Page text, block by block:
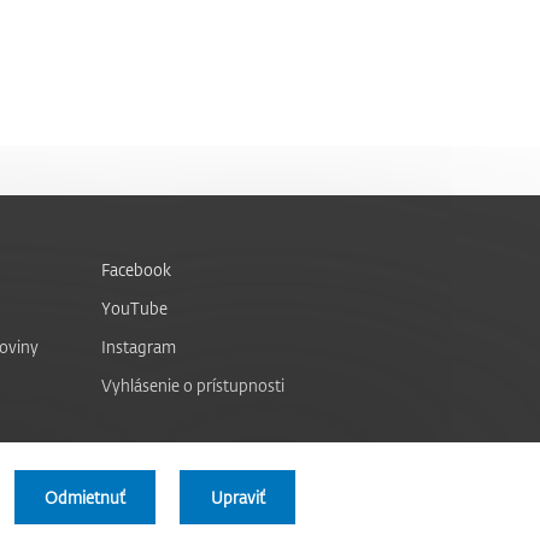
Odmietnuť Upraviť
Facebook
YouTube
Instagram
Vyhlásenie o prístupnosti